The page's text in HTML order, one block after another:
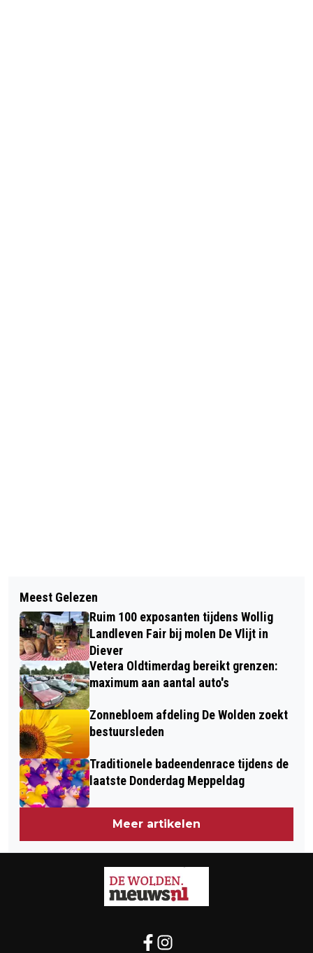
VOORLICHTINGSMIDDAG LONGPUNT
HOOGEVEEN-MEPPEL OVER
KORTADEMIGHEID
BEDRIJVENTERREIN BLANKENSTEIN
WORDT VOORBEELD VOOR DUURZAAM
ONDERNEMEN
Meest Gelezen
Ruim 100 exposanten tijdens Wollig
Landleven Fair bij molen De Vlijt in
Diever
Vetera Oldtimerdag bereikt grenzen:
maximum aan aantal auto's
Zonnebloem afdeling De Wolden zoekt
bestuursleden
Traditionele badeendenrace tijdens de
laatste Donderdag Meppeldag
Meer artikelen